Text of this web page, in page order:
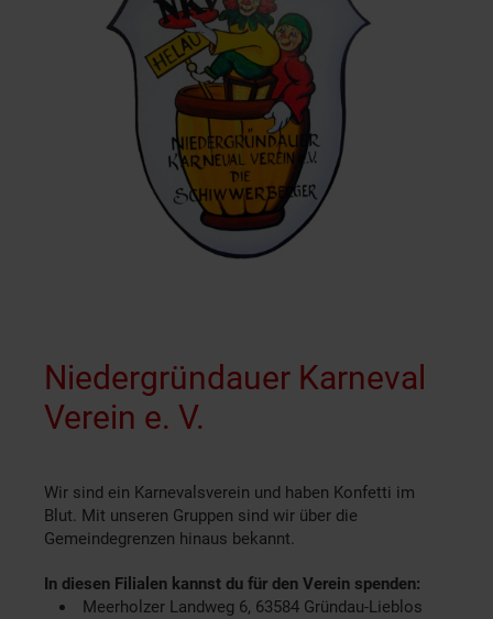
Niedergründauer Karneval
Verein e. V.
Wir sind ein Karnevalsverein und haben Konfetti im
Blut. Mit unseren Gruppen sind wir über die
Gemeindegrenzen hinaus bekannt.
In diesen Filialen kannst du für den Verein spenden:
Meerholzer Landweg 6, 63584 Gründau-Lieblos